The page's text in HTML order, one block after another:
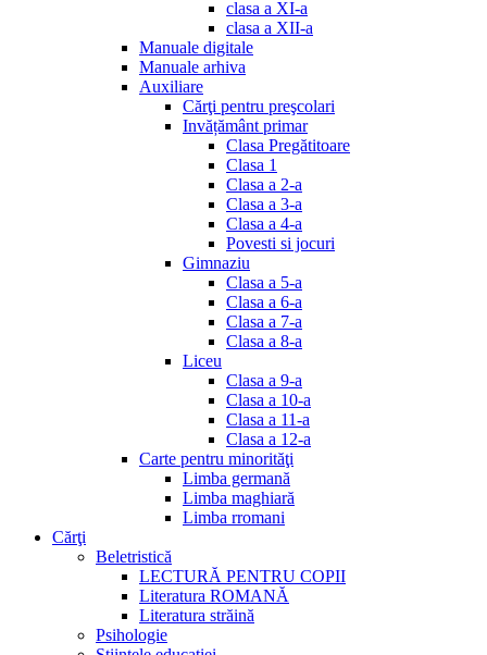
clasa a XI-a
clasa a XII-a
Manuale digitale
Manuale arhiva
Auxiliare
Cărţi pentru preşcolari
Invățământ primar
Clasa Pregătitoare
Clasa 1
Clasa a 2-a
Clasa a 3-a
Clasa a 4-a
Povesti si jocuri
Gimnaziu
Clasa a 5-a
Clasa a 6-a
Clasa a 7-a
Clasa a 8-a
Liceu
Clasa a 9-a
Clasa a 10-a
Clasa a 11-a
Clasa a 12-a
Carte pentru minorităţi
Limba germană
Limba maghiară
Limba rromani
Cărţi
Beletristică
LECTURĂ PENTRU COPII
Literatura ROMANĂ
Literatura străină
Psihologie